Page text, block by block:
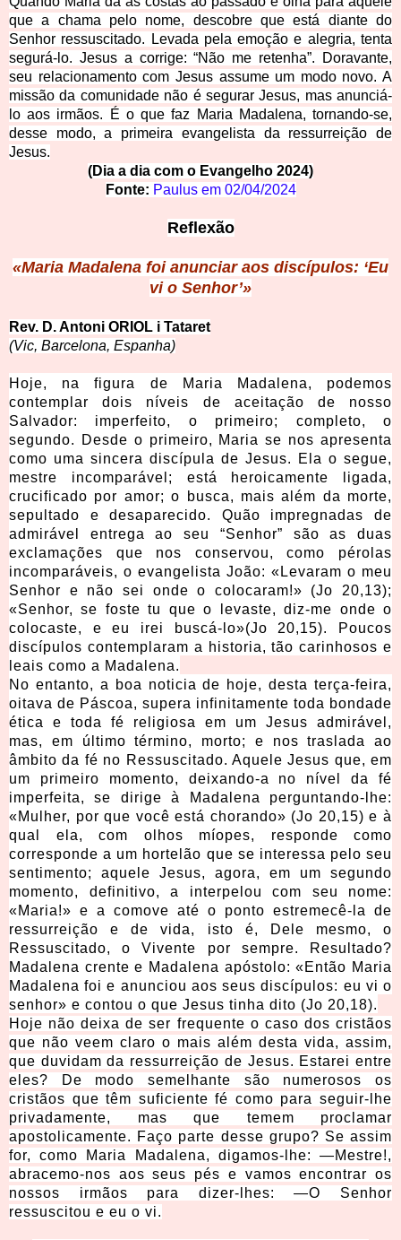
que a chama pelo nome, descobre que está diante do
Senhor ressuscitado. Levada pela emoção e alegria, tenta
segurá-lo. Jesus a corrige: “Não me retenha”. Doravante,
seu relacionamento com Jesus assume um modo novo. A
missão da comunidade não é segurar Jesus, mas anunciá-
lo aos irmãos. É o que faz Maria Madalena, tornando-se,
desse modo, a primeira evangelista da ressurreição de
Jesus.
(Dia a dia com o Evangelho 2024)
Fonte: Paulus em 02/04/2024
Reflexão
«Maria Madalena foi anunciar aos discípulos: ‘Eu
vi o Senhor’»
Rev. D. Antoni ORIOL i Tataret
(Vic, Barcelona, Espanha)
Hoje, na figura de Maria Madalena, podemos
contemplar dois níveis de aceitação de nosso
Salvador: imperfeito, o primeiro; completo, o
segundo. Desde o primeiro, Maria se nos apresenta
como uma sincera discípula de Jesus. Ela o segue,
mestre incomparável; está heroicamente ligada,
crucificado por amor; o busca, mais além da morte,
sepultado e desaparecido. Quão impregnadas de
admirável entrega ao seu “Senhor” são as duas
exclamações que nos conservou, como pérolas
incomparáveis, o evangelista João: «Levaram o meu
Senhor e não sei onde o colocaram!» (Jo 20,13);
«Senhor, se foste tu que o levaste, diz-me onde o
colocaste, e eu irei buscá-lo»(Jo 20,15). Poucos
discípulos contemplaram a historia, tão carinhosos e
leais como a Madalena.
No entanto, a boa noticia de hoje, desta terça-feira,
oitava de Páscoa, supera infinitamente toda bondade
ética e toda fé religiosa em um Jesus admirável,
mas, em último término, morto; e nos traslada ao
âmbito da fé no Ressuscitado. Aquele Jesus que, em
um primeiro momento, deixando-a no nível da fé
imperfeita, se dirige à Madalena perguntando-lhe:
«Mulher, por que você está chorando» (Jo 20,15) e à
qual ela, com olhos míopes, responde como
corresponde a um hortelão que se interessa pelo seu
sentimento; aquele Jesus, agora, em um segundo
momento, definitivo, a interpelou com seu nome:
«Maria!» e a comove até o ponto estremecê-la de
ressurreição e de vida, isto é, Dele mesmo, o
Ressuscitado, o Vivente por sempre. Resultado?
Madalena crente e Madalena apóstolo: «Então Maria
Madalena foi e anunciou aos seus discípulos: eu vi o
senhor» e contou o que Jesus tinha dito (Jo 20,18).
Hoje não deixa de ser frequente o caso dos cristãos
que não veem claro o mais além desta vida, assim,
que duvidam da ressurreição de Jesus. Estarei entre
eles? De modo semelhante são numerosos os
cristãos que têm suficiente fé como para seguir-lhe
privadamente, mas que temem proclamar
apostolicamente. Faço parte desse grupo? Se assim
for, como Maria Madalena, digamos-lhe: —Mestre!,
abracemo-nos aos seus pés e vamos encontrar os
nossos irmãos para dizer-lhes: —O Senhor
ressuscitou e eu o vi.